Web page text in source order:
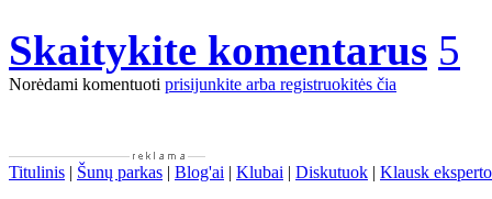
Skaitykite komentarus 5
Norėdami komentuoti prisijunkite arba registruokitės čia
Titulinis | Šunų parkas | Blog'ai | Klubai | Diskutuok | Klausk eksperto